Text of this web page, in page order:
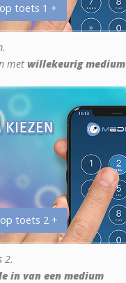
toets 1 +
met willekeurig medium
toets 2 +
2.
in van een medium